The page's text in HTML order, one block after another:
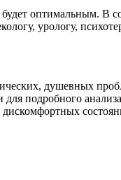
оптимальным. В
урологу,
душевных
подробного